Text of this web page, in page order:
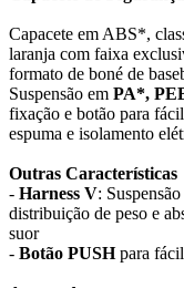
Capacete em ABS*,
laranja com faixa
formato de boné de
Suspensão em PA*,
fixação e botão para
espuma e isolamento
Outras Características
- Harness V:
distribuição de peso e
suor
- Botão PUSHpara